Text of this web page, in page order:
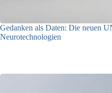
Gedanken als Daten: Die neuen
Neurotechnologien